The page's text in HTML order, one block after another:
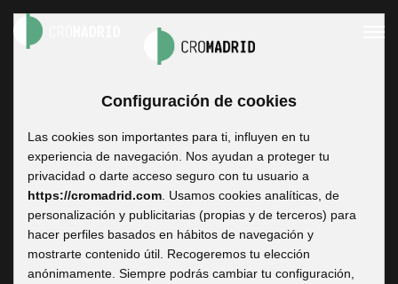
Proyectos
Todas nuestras producciones en ese plató enorme y
simpático en Madrid. ¡Conoce nuestros proyectos!
Configuración de cookies
Las cookies son importantes para ti, influyen en tu
experiencia de navegación. Nos ayudan a proteger tu
privacidad o darte acceso seguro con tu usuario a
https://cromadrid.com . Usamos cookies analíticas, de
personalización y publicitarias (propias y de terceros) para
hacer perfiles basados en hábitos de navegación y
mostrarte contenido útil. Recogeremos tu elección
anónimamente. Siempre podrás cambiar tu configuración,